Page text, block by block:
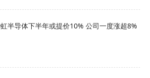
出，2022年以来我国含氟特气的
提升，国产化率达到50%。
半导体下半年或提价10% 公司一度涨超8%